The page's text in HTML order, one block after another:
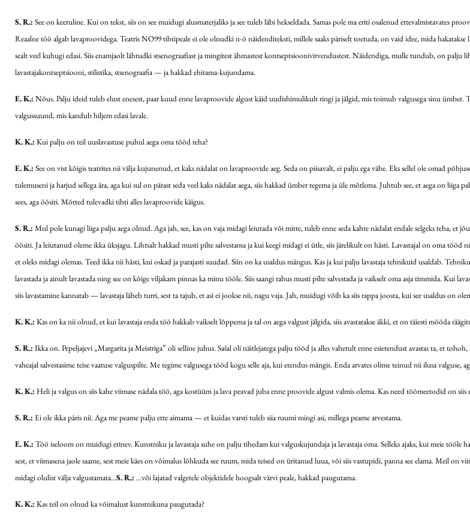
S. R.: See on keeruline. Kui on tekst, siis on see muidugi alusmaterjaliks ja see tuleb läbi hekseldada. Samas pole ma eriti osalenud ettevalmistavates
Reaalne töö algab lavaproovidega. Teatris NO99 tihtipeale ei ole olnudki n-ö näidenditeksti, millele saaks päriselt toetuda, on vaid idee, mida hakatakse
sealt veel kuhugi edasi. Siis enamjaolt lähtudki stsenograafiast ja mingitest ähmastest kontseptsioonivirvendustest. Näidendiga, mulle tundub, on palju
lavastajakontseptsiooni, stilistika, stsenograafia — ja hakkad ehitama-kujundama.
E. K.: Nõus. Palju ideid tuleb elust enesest, paar kuud enne lavaproovide algust käid uudishimulikult ringi ja jälgid, mis toimub valgusega sinu
valgussuund, mis kandub hiljem edasi lavale.
K. K.: Kui palju on teil uuslavastuse puhul aega oma tööd teha?
E. K.: See on vist kõigis teatrites nii välja kujunenud, et kaks nädalat on lavaproovide aeg. Seda on piisavalt, ei palju ega vähe. Eks sellel ole omad
tulemuseni ja harjud sellega ära, aga kui sul on pärast seda veel kaks nädalat aega, siis hakkad ümber tegema ja üle mõtlema. Juhtub see, et aega on
sees, aga öösiti. Mõtted tulevadki tihti alles lavaproovide käigus.
S. R.: Mul pole kunagi liiga palju aega olnud. Aga jah, see, kas on vaja midagi leiutada või mitte, tuleb enne seda kahte nädalat endale selgeks teha, et
öösiti. Ja leiutanud oleme ikka üksjagu. Lihtsalt hakkad musti pilte salvestama ja kui keegi midagi ei ütle, siis järelikult on hästi. Lavastajal on oma
et oleks midagi olemas. Teed ikka nii hästi, kui oskad ja parajasti suudad. Siin on ka usaldus mängus. Kas ja kui palju lavastaja tehnikuid usaldab.
lavastada ja ainult lavastada ning see on kõige viljakam pinnas ka minu tööle. Siis saangi rahus musti pilte salvestada ja vaikselt oma asja timmida. Kui
siis lavastamine kannatab — lavastaja läheb turri, sest ta tajub, et asi ei jookse nii, nagu vaja. Jah, muidugi võib ka siis rappa joosta, kui see usaldus on
K. K.: Kas on ka nii olnud, et kui lavastaja enda töö hakkab vaikselt lõppema ja tal on aega valgust jälgida, siis avastatakse äkki, et on täiesti mööda
S. R.: Ikka on. Pepeljajevi „Margarita ja Meistriga” oli selline juhus. Sašal oli näitlejatega palju tööd ja alles vahetult enne esietendust avastas ta, et
vaheajal salvestasime teise vaatuse valguspilte. Me tegime valgusega tööd kogu selle aja, kui etendus mängis. Enda arvates olime teinud nii ilusa valguse,
K. K.: Heli ja valgus on siis kahe viimase nädala töö, aga kostüüm ja lava peavad juba enne proovide algust valmis olema. Kas need töömeetodid on
S. R.: Ei ole ikka päris nii. Aga me peame palju ette aimama — et kuidas varsti tuleb siia ruumi mingi asi, millega peame arvestama.
E. K.: Töö iseloom on muidugi erinev. Kunstniku ja lavastaja suhe on palju tihedam kui valguskujundaja ja lavastaja oma. Selleks ajaks, kui meie
sest, et viimasena jaole saame, sest meie käes on võimalus lõhkuda see ruum, mida teised on üritanud luua, või siis vastupidi, panna see elama.
midagi olulist välja valgustamata…S. R.: …või lajatad valgetele objektidele hoogsalt värvi peale, hakkad paugutama.
K. K.: Kas teil on olnud ka võimalust kunstnikuna paugutada?